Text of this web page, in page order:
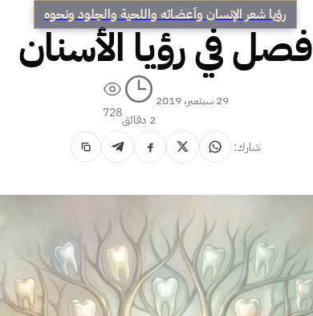
رؤيا شعر الإنسان وأعضائه واللحية والجلود ونحوه
فصل في رؤيا الأسنان
29 سبتمبر، 2019
2 دقائق
728
شارك: